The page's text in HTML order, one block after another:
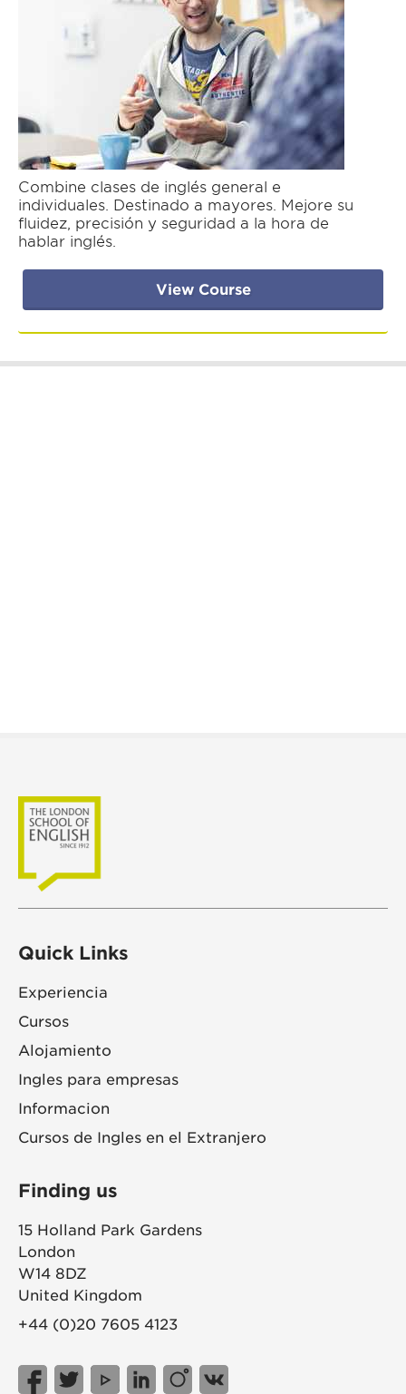
Combine clases de inglés general e
individuales. Destinado a mayores. Mejore su
fluidez, precisión y seguridad a la hora de
hablar inglés.
View Course
Quick Links
Experiencia
Cursos
Alojamiento
Ingles para empresas
Informacion
Cursos de Ingles en el Extranjero
Finding us
15 Holland Park Gardens
London
W14 8DZ
United Kingdom
+44 (0)20 7605 4123